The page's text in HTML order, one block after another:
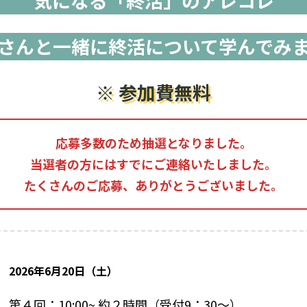
んと一緒に終活について学んでみ
※ 参加費無料
応募多数のため抽選となりました。
当選者の方にはすでにご連絡いたしました。
たくさんのご応募、ありがとうございました。
2026年6月20日（土）